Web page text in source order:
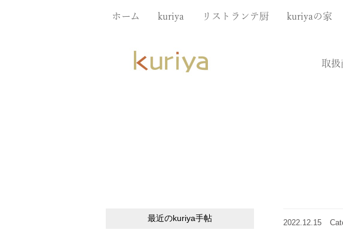
ホーム kuriya リストランテ厨 kuriyaの家
取扱
2022.12.15
最近のkuriya手帖